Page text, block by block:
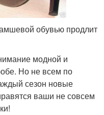
обувью продлит
модной и
Но не всем по
сезон новые
ваши не совсем